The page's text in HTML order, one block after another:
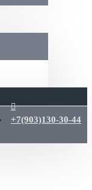
+7(903)130-30-44